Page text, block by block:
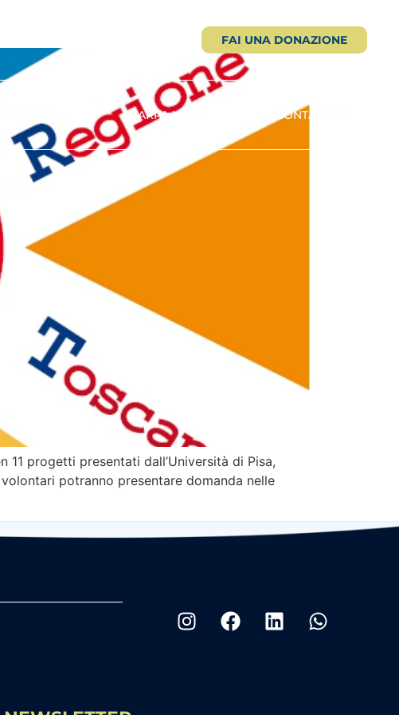
FAI UNA DONAZIONE
ARPA NEWS CONTATTACI
11 progetti presentati dall’Università di Pisa,
potranno presentare domanda nelle